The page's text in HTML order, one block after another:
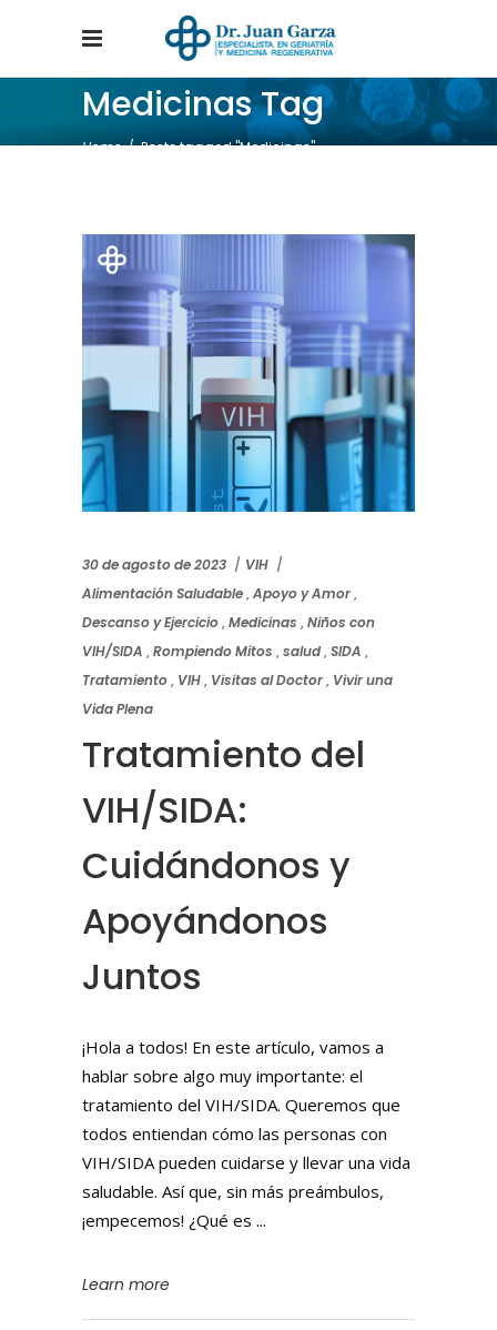
Medicinas Tag
Home/Posts tagged "Medicinas"
30 de agosto de 2023
VIH
Alimentación Saludable,Apoyo y Amor,
Descanso y Ejercicio,Medicinas ,Niños con
VIH/SIDA ,Rompiendo Mitos ,salud,SIDA ,
Tratamiento, VIH, Visitas al Doctor, Vivir una
Vida Plena
Tratamiento del
VIH/SIDA:
Cuidándonos y
Apoyándonos
Juntos
¡Hola a todos! En este artículo, vamos a
hablar sobre algo muy importante: el
tratamiento del VIH/SIDA. Queremos que
todos entiendan cómo las personas con
VIH/SIDA pueden cuidarse y llevar una vida
saludable. Así que, sin más preámbulos,
¡empecemos! ¿Qué es
Learn more